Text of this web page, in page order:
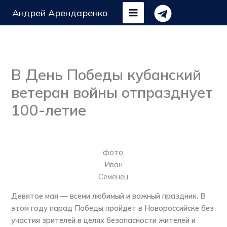
Андрей Арендаренко
В День Победы кубанский
ветеран войны отпразднует
100-летие
фото:
Иван
Семенец
Девятое мая — всеми любимый и важный праздник. В
этом году парад Победы пройдет в Новороссийске без
участия зрителей в целях безопасности жителей и